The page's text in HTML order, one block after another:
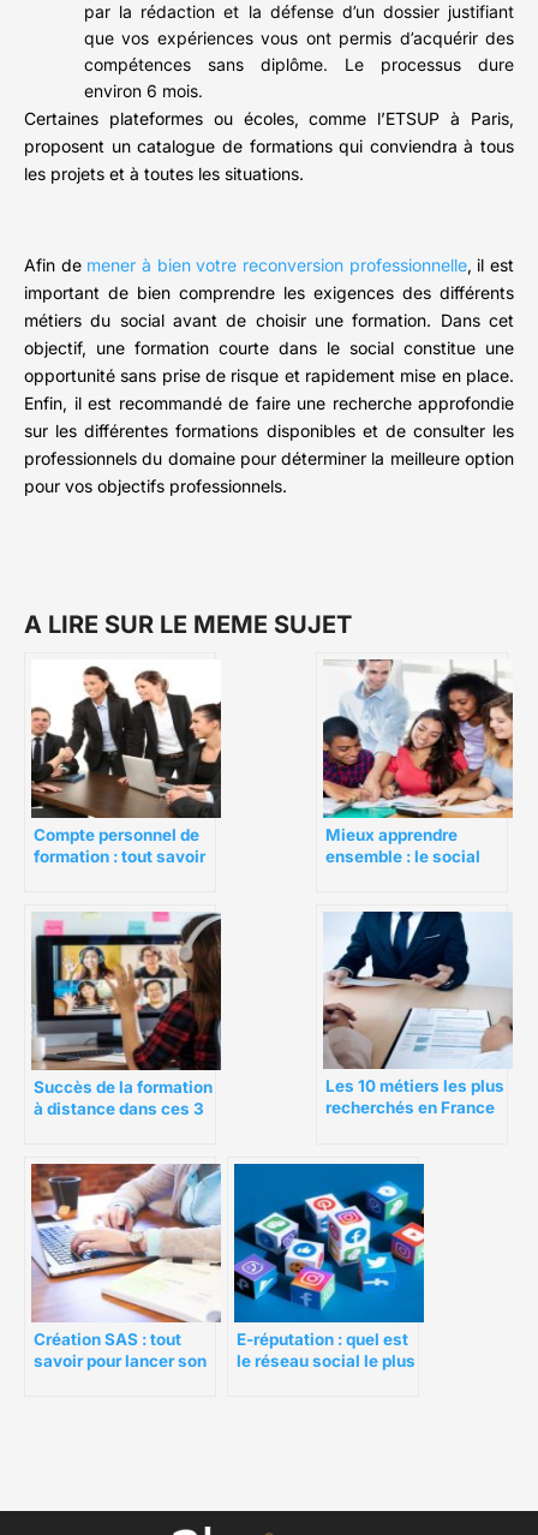
par la rédaction et la défense d’un dossier justifiant
que vos expériences vous ont permis d’acquérir des
compétences sans diplôme. Le processus dure
environ 6 mois.
Certaines plateformes ou écoles, comme l’ETSUP à Paris,
proposent un catalogue de formations qui conviendra à tous
les projets et à toutes les situations.
Afin de mener à bien votre reconversion professionnelle, il est
important de bien comprendre les exigences des différents
métiers du social avant de choisir une formation. Dans cet
objectif, une formation courte dans le social constitue une
opportunité sans prise de risque et rapidement mise en place.
Enfin, il est recommandé de faire une recherche approfondie
sur les différentes formations disponibles et de consulter les
professionnels du domaine pour déterminer la meilleure option
pour vos objectifs professionnels.
A LIRE SUR LE MEME SUJET
Compte personnel de
formation : tout savoir
Mieux apprendre
ensemble : le social
Succès de la formation
à distance dans ces 3
Les 10 métiers les plus
recherchés en France
Création SAS : tout
savoir pour lancer son
E-réputation : quel est
le réseau social le plus